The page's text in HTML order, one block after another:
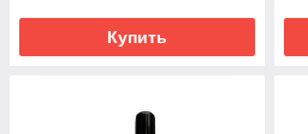
Купить